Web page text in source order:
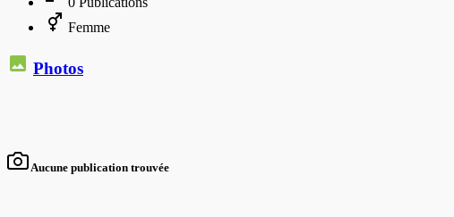
Femme
Photos
Aucune publication trouvée